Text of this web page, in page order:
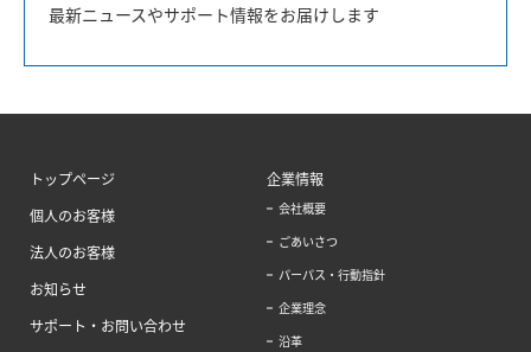
最新ニュースやサポート情報をお届けします
トップページ
個人のお客様
法人のお客様
お知らせ
サポート・お問い合わせ
企業情報
会社概要
ごあいさつ
パーパス・行動指針
企業理念
沿革